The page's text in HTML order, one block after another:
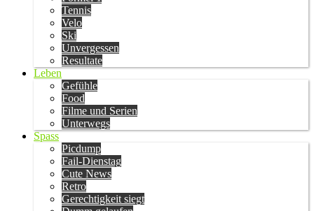
Tennis
Velo
Ski
Unvergessen
Resultate
Leben
Gefühle
Food
Filme und Serien
Unterwegs
Spass
Picdump
Fail-Dienstag
Cute News
Retro
Gerechtigkeit siegt